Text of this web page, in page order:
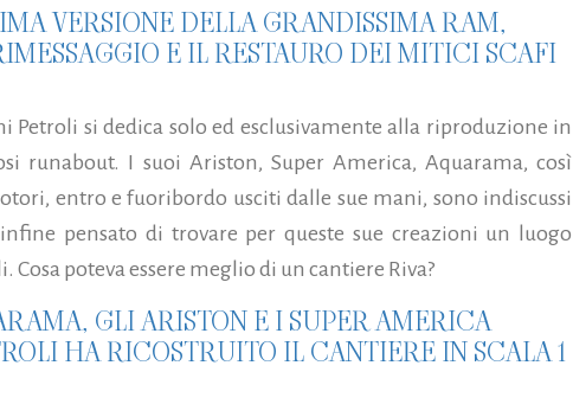
VERSIONE DELLA GRANDISSIMA RAM,
E IL RESTAURO DEI MITICI SCAFI
Petroli si dedica solo ed esclusivamente alla riproduzione in
runabout. I suoi Ariston, Super America, Aquarama, così
entro e fuoribordo usciti dalle sue mani, sono indiscussi
pensato di trovare per queste sue creazioni un luogo
Cosa poteva essere meglio di un cantiere Riva?
GLI ARISTON E I SUPER AMERICA
HA RICOSTRUITO IL CANTIERE IN SCALA 1